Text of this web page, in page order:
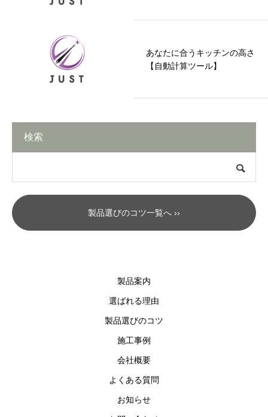
あなたに合うキッチンの高さ
【自動計算ツール】
検索
製品選びのコツ一覧へ ››
製品案内
選ばれる理由
製品選びのコツ
施工事例
会社概要
よくある質問
お知らせ